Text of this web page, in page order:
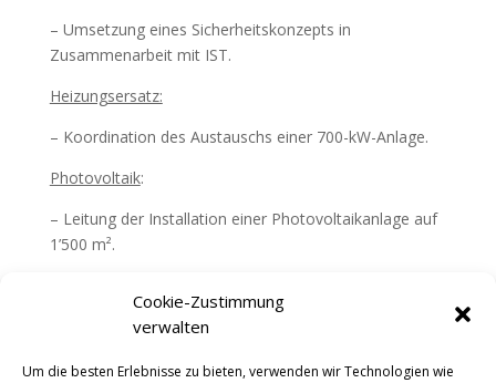
Cookie-Zustimmung
verwalten
Um die besten Erlebnisse zu bieten, verwenden wir Technologien wie
– Umsetzung eines Sicherheitskonzepts in
Zusammenarbeit mit IST.
Heizungsersatz:
– Koordination des Austauschs einer 700-kW-Anlage.
Photovoltaik:
– Leitung der Installation einer Photovoltaikanlage auf
1’500 m².
– Koordination der Installation von